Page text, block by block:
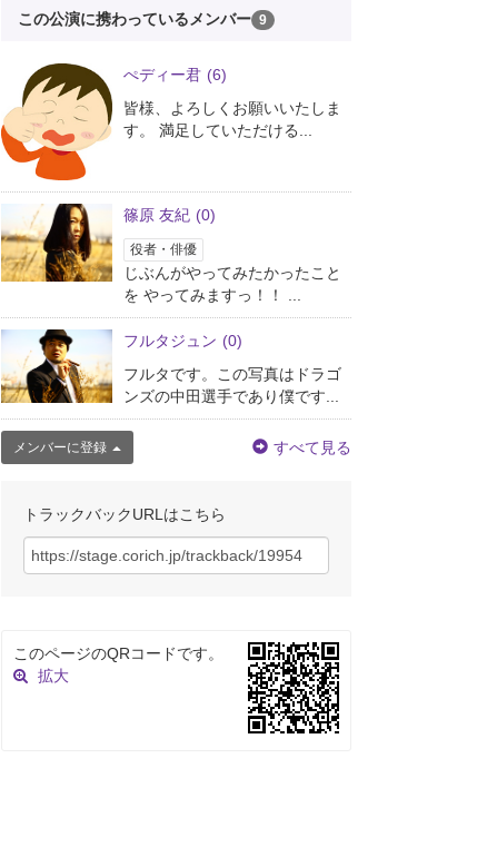
この公演に携わっているメンバー 9
ぺディー君 (6)
皆様、よろしくお願いいたしま
す。 満足していただける...
篠原 友紀 (0)
役者・俳優
じぶんがやってみたかったこと
を やってみますっ！！ ...
フルタジュン (0)
フルタです。この写真はドラゴ
ンズの中田選手であり僕です...
メンバーに登録 すべて見る
トラックバックURLはこちら
このページのQRコードです。
拡大